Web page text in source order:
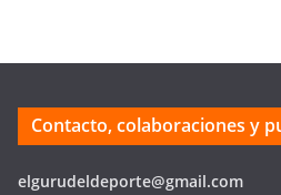
Contacto, colaboraciones y
elgurudeldeporte@gmail.com